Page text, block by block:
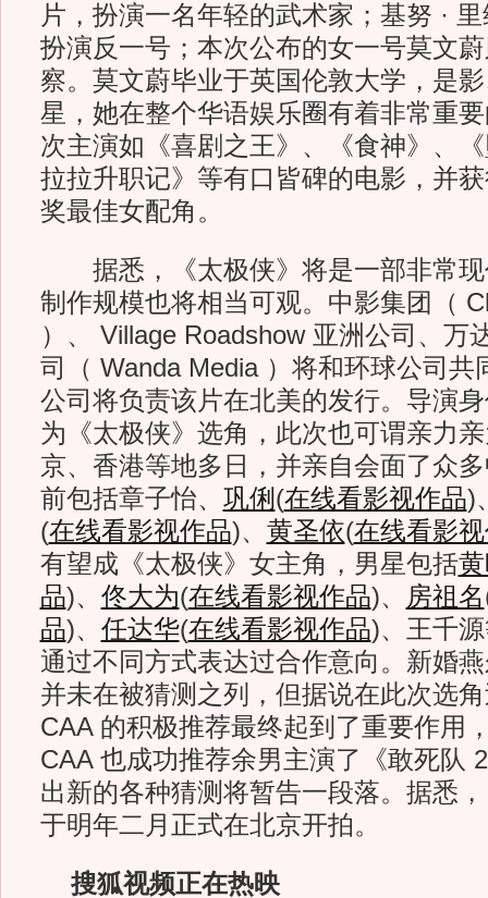
片，扮演一名年轻的武术家；基努 ·
扮演反一号；本次公布的女一号莫文
察。莫文蔚毕业于英国伦敦大学，是
星，她在整个华语娱乐圈有着非常重
次主演如《喜剧之王》、《食神》、
拉拉升职记》等有口皆碑的电影，并
奖最佳女配角。
据悉，《太极侠》将是一部非常现
制作规模也将相当可观。中影集团（
）、 Village Roadshow 亚洲公司、万
司（ Wanda Media ）将和环球公司共
公司将负责该片在北美的发行。导演
为《太极侠》选角，此次也可谓亲力
京、香港等地多日，并亲自会面了众
前包括章子怡、 巩俐 (在线看影视作品)
(在线看影视作品)、 黄圣依(在线看影
有望成《太极侠》女主角，男星包括
品)、 佟大为(在线看影视作品)、 房祖名
品)、 任达华(在线看影视作品)、王千
通过不同方式表达过合作意向。新婚
并未在被猜测之列，但据说在此次选
CAA 的积极推荐最终起到了重要作用
CAA 也成功推荐余男主演了《敢死队
出新的各种猜测将暂告一段落。据悉
于明年二月正式在北京开拍。
搜狐视频正在热映